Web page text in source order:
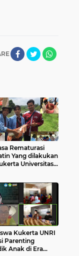
Rematurasi
Yang dilakukan
Universitas
Kukerta UNRI
Parenting
Anak di Era